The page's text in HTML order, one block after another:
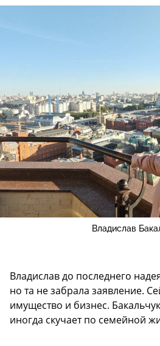
Владислав
Владислав до последнего
но та не забрала заявление.
имущество и бизнес.
иногда скучает по семейной